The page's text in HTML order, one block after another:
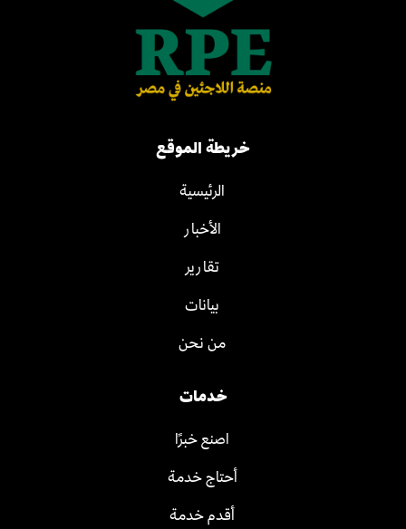
خريطة الموقع
الرئيسية
الأخبار
تقارير
بيانات
من نحن
خدمات
اصنع خبرًا
أحتاج خدمة
أقدم خدمة